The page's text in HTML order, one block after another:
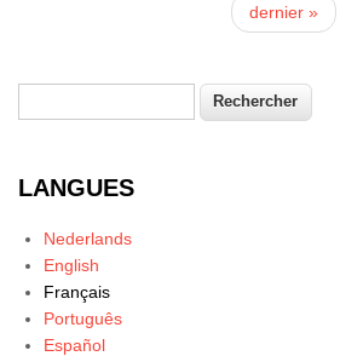
dernier »
Formulaire de recherche
LANGUES
Nederlands
English
Français
Português
Español